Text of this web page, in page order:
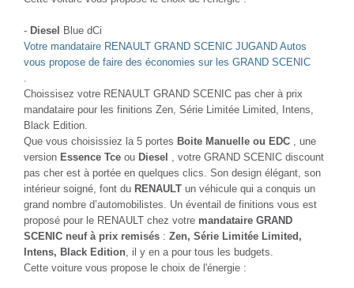
- Diesel Blue dCi
Votre mandataire RENAULT GRAND SCENIC JUGAND Autos
vous propose de faire des économies sur les GRAND SCENIC
Choissisez votre RENAULT GRAND SCENIC pas cher à prix
mandataire pour les finitions Zen, Série Limitée Limited, Intens,
Black Edition.
Que vous choisissiez la 5 portes Boite Manuelle ou EDC , une
version Essence Tce ou Diesel
, votre GRAND SCENIC discount
pas cher est à portée en quelques clics. Son design élégant, son
intérieur soigné, font du RENAULT un véhicule qui a conquis un
grand nombre d’automobilistes. Un éventail de finitions vous est
proposé pour le RENAULT chez votre mandataire GRAND
SCENIC neuf à prix remisés : Zen, Série Limitée Limited,
Intens, Black Edition , il y en a pour tous les budgets.
Cette voiture vous propose le choix de l'énergie :